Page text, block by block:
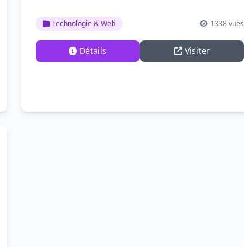
Technologie & Web 1338 vues
Détails Visiter